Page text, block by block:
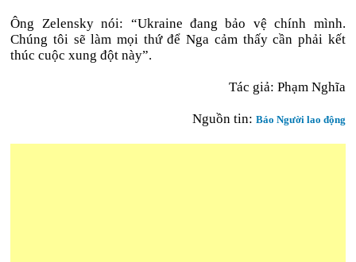
Ông Zelensky nói: “Ukraine đang bảo vệ chính mình.
Chúng tôi sẽ làm mọi thứ để Nga cảm thấy cần phải kết
thúc cuộc xung đột này”.
Tác giả: Phạm Nghĩa
Nguồn tin: Báo Người lao động